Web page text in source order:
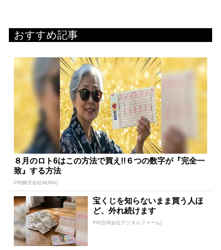
おすすめ記事
８月のロト6はこの方法で買え!!６つの数字が『完全一
致』する方法
PR(株式会社MURA)
宝くじを知らないまま買う人ほ
ど、外れ続けます
PR(合同会社デジタルファーム)